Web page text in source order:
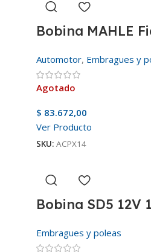
Bobina MAHLE
Automotor, Embragues y
Agotado
$ 83.672,00
Ver Producto
SKU: ACPX14
Bobina SD5 12V
Embragues y poleas